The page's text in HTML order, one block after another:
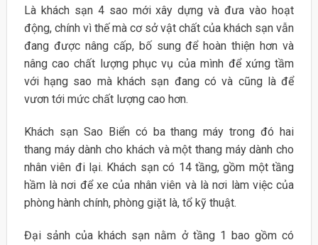
Là khách sạn 4 sao mới xây dựng và đưa vào hoạt
động, chính vì thế mà cơ sở vật chất của khách sạn vẫn
đang được nâng cấp, bố sung để hoàn thiện hơn và
nâng cao chất lượng phục vụ của mình để xứng tầm
với hạng sao mà khách sạn đang có và cũng là để
vươn tới mức chất lượng cao hơn.
Khách sạn Sao Biển có ba thang máy trong đó hai
thang máy dành cho khách và một thang máy dành cho
nhân viên đi lại. Khách sạn có 14 tầng, gồm một tầng
hầm là nơi để xe của nhân viên và là nơi làm việc của
phòng hành chính, phòng giặt là, tổ kỹ thuật.
Đại sảnh của khách sạn nằm ở tầng 1 bao gồm có